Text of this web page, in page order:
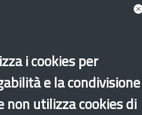
i cookies per
e la condivisione
non utilizza cookies di